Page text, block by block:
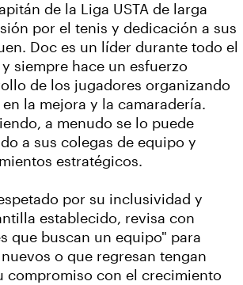
de la Liga USTA de larga
por el tenis y dedicación a sus
Doc es un líder durante todo el
siempre hace un esfuerzo
de los jugadores organizando
la mejora y la camaradería.
a menudo se lo puede
a sus colegas de equipo y
estratégicos.
por su inclusividad y
establecido, revisa con
que buscan un equipo" para
o que regresan tengan
compromiso con el crecimiento